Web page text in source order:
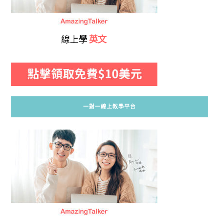
線上學 英文
一對一線上教學平台